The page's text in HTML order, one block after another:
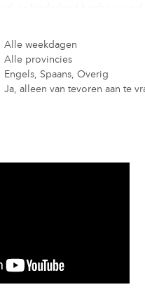
Balkanmuziek, combo)
party’s en
keren landelijk op de
Ze hield voor een lange
jaren ´80, ´90, 2000 en de
Whitney Houston, Celine
album, een uniek Kerstalbum,
Alle weekdagen
Alle provincies
Engels, Spaans, Overig
Ja, alleen van tevoren aan te